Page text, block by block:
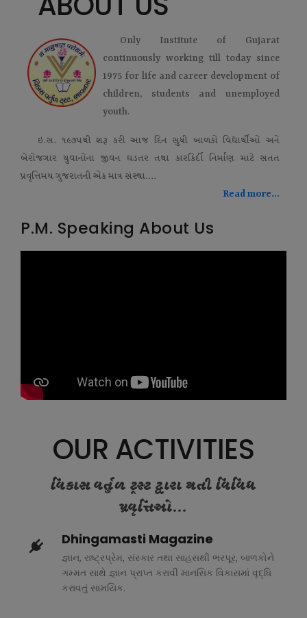
Only Institute of Gujarat
continuously working till today since
1975 for life and career development of
children, students and unemployed
youth.
ઇ.સ. ૧૯૭૫થી શરૂ કરી આજ દિન સુધી બાળકો વિદ્યાર્થીઓ અને
બેરોજગાર યુવાનોના જીવન ઘડતર તથા કારકિર્દી નિર્માણ માટે સતત
પ્રવૃત્તિમય ગુજરાતની એક માત્ર સંસ્થા....
Read more...
P.M. Speaking About Us
OUR ACTIVITIES
વિકાસ વર્તુળ ટ્રસ્ટ દ્વારા થતી વિવિધ
પ્રવૃત્તિઓ...
Dhingamasti Magazine
જ્ઞાન, રાષ્ટ્રપ્રેમ, સંસ્કાર તથા સાહસથી ભરપૂર, બાળકોને
ગમ્મત સાથે જ્ઞાન પ્રાપ્ત કરાવી માનસિક વિકાસમાં વૃદ્ધિ
કરાવતું સામયિક.